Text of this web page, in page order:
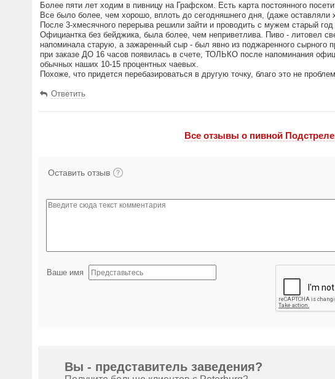
Более пяти лет ходим в пивницу на Графском. Есть карта постоянного
Все было более, чем хорошо, вплоть до сегодняшнего дня, (даже оставляли
После 3-хмесячного перерыва решили зайти и проводить с мужем старый
Официантка без бейджика, была более, чем неприветлива. Пиво - литовел
напоминала старую, а зажаренный сыр - был явно из поджаренного сырного
при заказе ДО 16 часов появилась в счете, ТОЛЬКО после напоминания
обычных наших 10-15 процентных чаевых.
Похоже, что придется перебазироваться в другую точку, благо это не
Ответить
Все отзывы o пивной
Оставить отзыв
Ваше имя
Вы - представитель заведения?